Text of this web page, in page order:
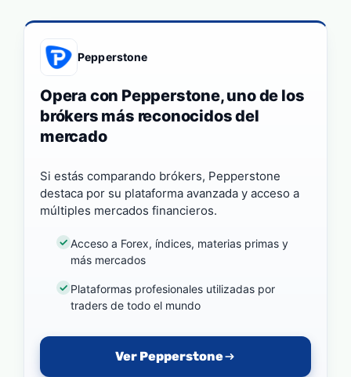
Pepperstone
Opera con Pepperstone, uno de los
brókers más reconocidos del
mercado
Si estás comparando brókers, Pepperstone
destaca por su plataforma avanzada y acceso a
múltiples mercados financieros.
Acceso a Forex, índices, materias primas y
más mercados
Plataformas profesionales utilizadas por
traders de todo el mundo
Ver Pepperstone